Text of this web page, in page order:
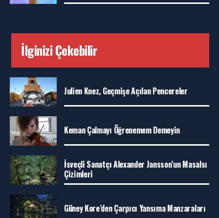
İlginizi Çekebilir
Julien Knez, Geçmişe Açılan Pencereler
Keman Çalmayı Öğrenemem Demeyin
İsveçli Sanatçı Alexander Jansson’un Masalsı
Çizimleri
Güney Kore’den Çarpıcı Yansıma Manzaraları